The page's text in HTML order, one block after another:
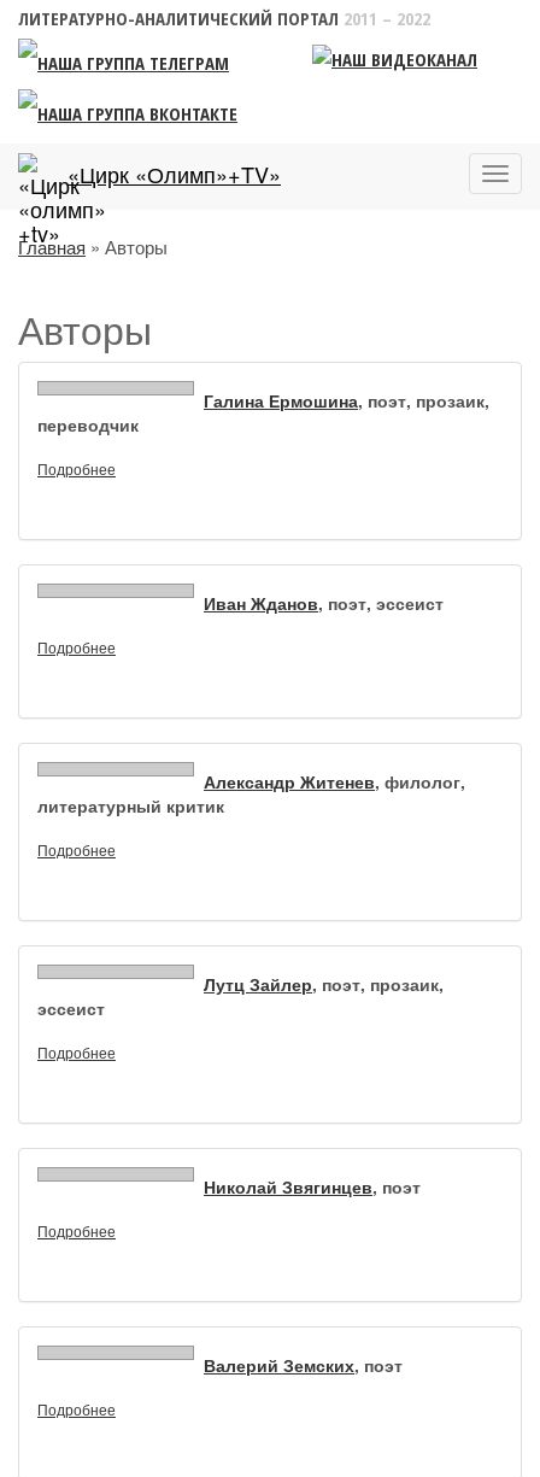
ЛИТЕРАТУРНО-АНАЛИТИЧЕСКИЙ ПОРТАЛ 2011 – 2022
меню
«Цирк «Олимп»+TV»
Главная » Авторы
Авторы
Галина Ермошина, поэт, прозаик,
переводчик
Подробнее
Иван Жданов, поэт, эссеист
Подробнее
Александр Житенев, филолог,
литературный критик
Подробнее
Лутц Зайлер, поэт, прозаик,
эссеист
Подробнее
Николай Звягинцев, поэт
Подробнее
Валерий Земских, поэт
Подробнее